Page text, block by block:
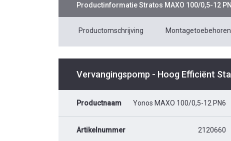
ProductinformatieStratos MAXO 100/0,5-12
Productomschrijving Montagetoebehoren
Vervangingspomp - Hoog Efficiënt
Productnaam Yonos MAXO 100/0,5-12 PN6
Artikelnummer 2120660